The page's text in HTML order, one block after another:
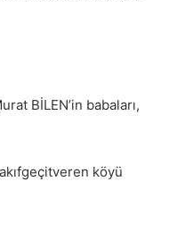
BİLEN’in babaları,
köyü